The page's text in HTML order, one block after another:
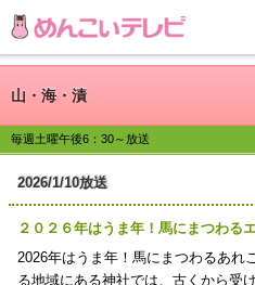
山・海・漬
毎週土曜午後6：30～放送
2026/1/10放送
２０２６年はうま年！馬にまつわる
2026年はうま年！馬にまつわるあれ
る地域にある神社では、古くから受